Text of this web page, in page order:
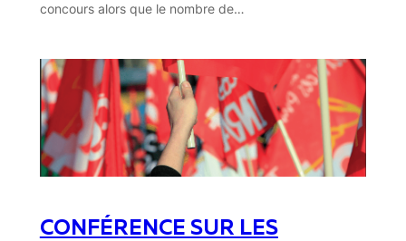
concours alors que le nombre de…
CONFÉRENCE SUR LES